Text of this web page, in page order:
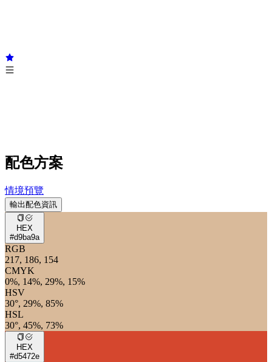
配色方案
情境預覽
輸出配色資訊
HEX
#d9ba9a
RGB
217, 186, 154
CMYK
0%, 14%, 29%, 15%
HSV
30°, 29%, 85%
HSL
30°, 45%, 73%
HEX
#d5472e